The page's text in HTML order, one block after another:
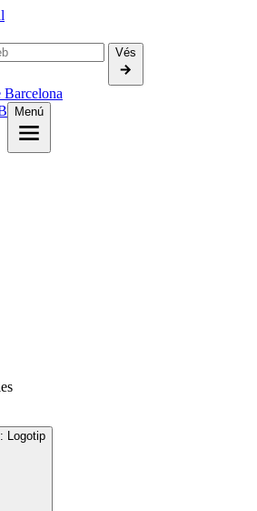
Vés
Menú
Logotip